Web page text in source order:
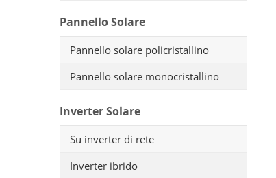
Pannello Solare
Pannello solare policristallino
Pannello solare monocristallino
Inverter Solare
Su inverter di rete
Inverter ibrido